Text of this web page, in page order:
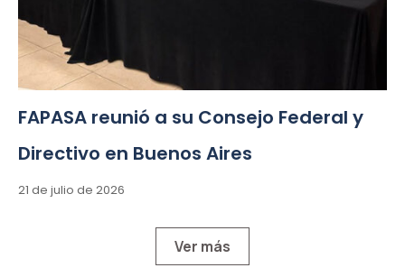
FAPASA reunió a su Consejo Federal y
Directivo en Buenos Aires
21 de julio de 2026
Ver más